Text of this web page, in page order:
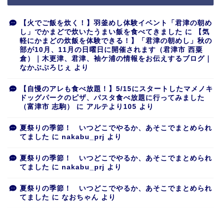
【火でご飯を炊く！】羽釜めし体験イベント「君津の朝め
し」でかまどで炊いたうまい飯を食べてきました に
【気
軽にかまどの炊飯を体験できる！】「君津の朝めし」秋の
部が10月、11月の日曜日に開催されます（君津市 西粟
倉）｜木更津、君津、袖ケ浦の情報をお伝えするブログ｜
なかぶぷろじぇ
より
【自慢のアレも食べ放題！】5/15にスタートしたマメノキ
ドッグパークのピザ、パスタ食べ放題に行ってみました
（富津市 志駒）
に アルテより105 より
夏祭りの季節！ いつどこでやるか、あそこでまとめられ
てました に nakabu_prj より
夏祭りの季節！ いつどこでやるか、あそこでまとめられ
てました に nakabu_prj より
夏祭りの季節！ いつどこでやるか、あそこでまとめられ
てました に なおちゃん より